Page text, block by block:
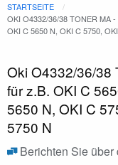
STARTSEITE
OKI O4332/36/38 TONER MA
OKI C 5650 N, OKI C 5750,
Oki O4332/36/38
für z.B. OKI C
5650 N, OKI C
5750 N
Berichten Sie über